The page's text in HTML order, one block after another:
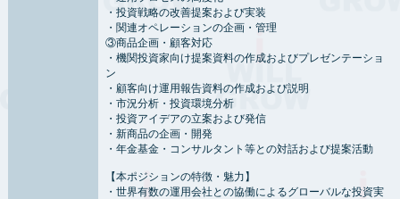
・投資戦略の改善提案および実装
・関連オペレーションの企画・管理
③商品企画・顧客対応
・機関投資家向け提案資料の作成およびプレゼンテーショ
ン
・顧客向け運用報告資料の作成および説明
・市況分析・投資環境分析
・投資アイデアの立案および発信
・新商品の企画・開発
・年金基金・コンサルタント等との対話および提案活動
【本ポジションの特徴・魅力】
・世界有数の運用会社との協働によるグローバルな投資実